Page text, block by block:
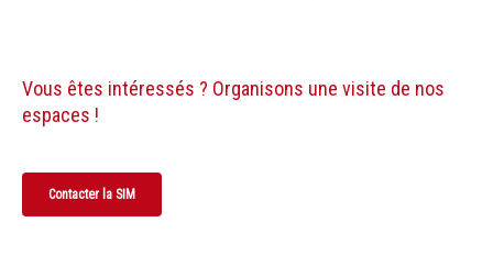
Vous êtes intéressés ? Organisons une visite de nos
espaces !
Contacter la SIM